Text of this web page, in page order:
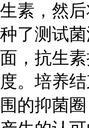
生素，然
种了测试
面，抗生
度。培养
围的抑菌